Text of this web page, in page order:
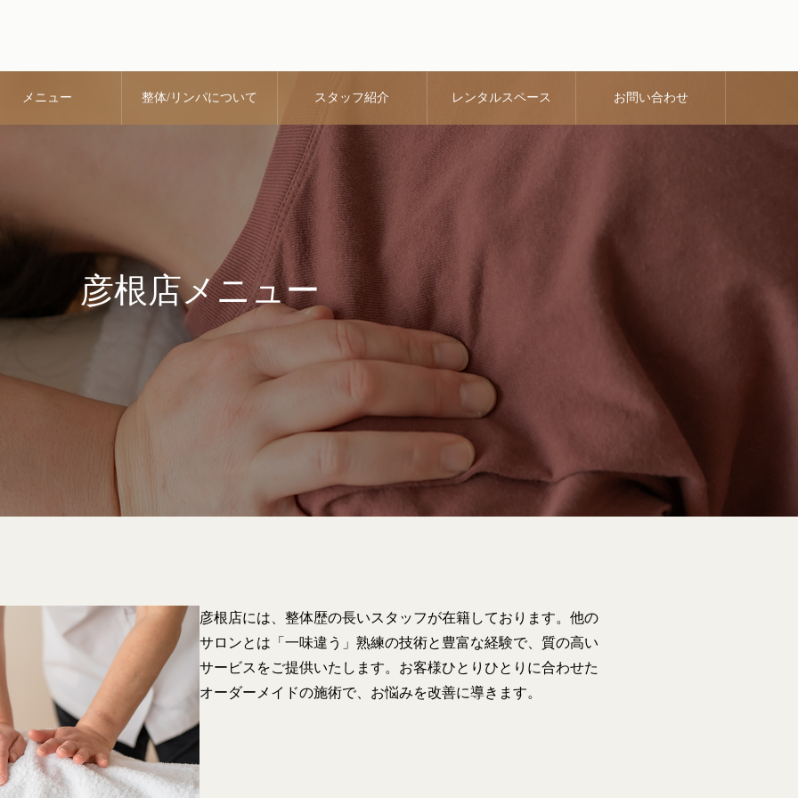
メニュー 整体/リンパについて スタッフ紹介 レンタルスペース お問い合わせ
彦根店メニュー
彦根店には、整体歴の長いスタッフが在籍しております。他の
サロンとは「一味違う」熟練の技術と豊富な経験で、質の高い
サービスをご提供いたします。お客様ひとりひとりに合わせた
オーダーメイドの施術で、お悩みを改善に導きます。